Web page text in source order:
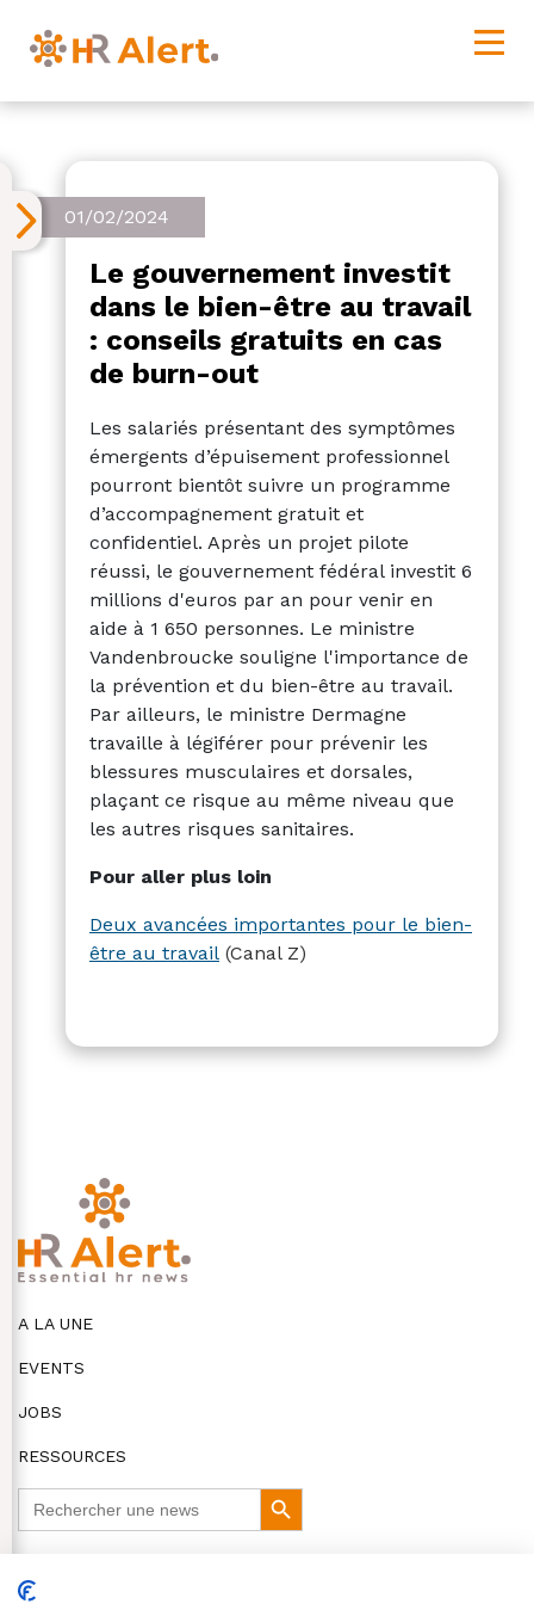
01/02/2024
Le gouvernement investit
dans le bien-être au travail
: conseils gratuits en cas
de burn-out
Les salariés présentant des symptômes
émergents d’épuisement professionnel
pourront bientôt suivre un programme
d’accompagnement gratuit et
confidentiel. Après un projet pilote
réussi, le gouvernement fédéral investit 6
millions d'euros par an pour venir en
aide à 1 650 personnes. Le ministre
Vandenbroucke souligne l'importance de
la prévention et du bien-être au travail.
Par ailleurs, le ministre Dermagne
travaille à légiférer pour prévenir les
blessures musculaires et dorsales,
plaçant ce risque au même niveau que
les autres risques sanitaires.
Pour aller plus loin
Deux avancées importantes pour le bien-
être au travail (Canal Z)
A LA UNE
EVENTS
JOBS
RESSOURCES
Search
Button
DISCLAIMER